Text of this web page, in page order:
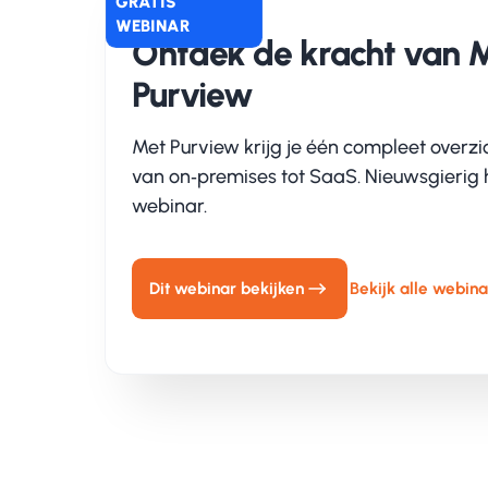
het
Bij
Ontdek de kracht van
Purview
Met Purview krijg je één compleet
van on‑premises tot SaaS.
webinar.
Dit webinar bekijken Bekijk alle
WEBINAR